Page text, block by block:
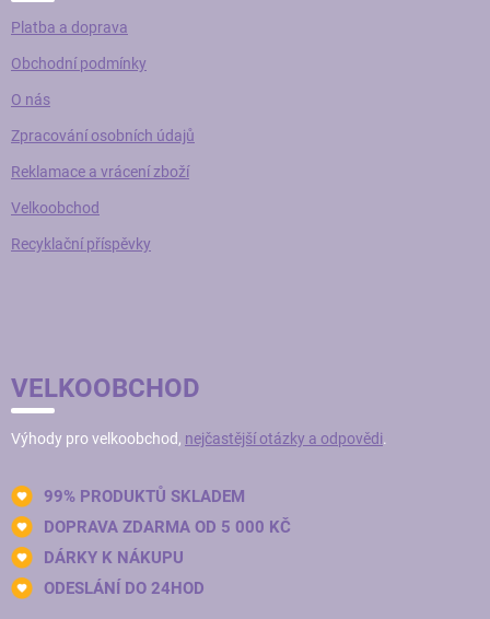
Platba a doprava
Obchodní podmínky
O nás
Zpracování osobních údajů
Reklamace a vrácení zboží
Velkoobchod
Recyklační příspěvky
VELKOOBCHOD
Výhody pro velkoobchod, nejčastější otázky a odpovědi.
99% PRODUKTŮ SKLADEM
DOPRAVA ZDARMA OD 5 000 KČ
DÁRKY K NÁKUPU
ODESLÁNÍ DO 24HOD